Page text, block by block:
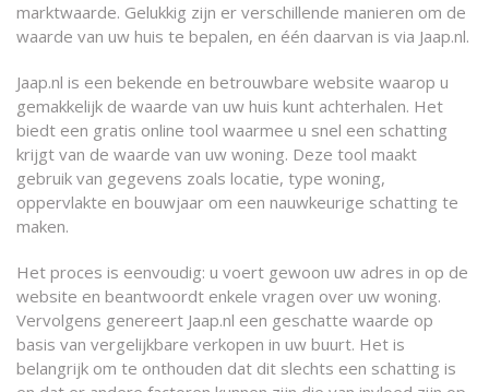
marktwaarde. Gelukkig zijn er verschillende manieren om de
waarde van uw huis te bepalen, en één daarvan is via Jaap.nl.
Jaap.nl is een bekende en betrouwbare website waarop u
gemakkelijk de waarde van uw huis kunt achterhalen. Het
biedt een gratis online tool waarmee u snel een schatting
krijgt van de waarde van uw woning. Deze tool maakt
gebruik van gegevens zoals locatie, type woning,
oppervlakte en bouwjaar om een nauwkeurige schatting te
maken.
Het proces is eenvoudig: u voert gewoon uw adres in op de
website en beantwoordt enkele vragen over uw woning.
Vervolgens genereert Jaap.nl een geschatte waarde op
basis van vergelijkbare verkopen in uw buurt. Het is
belangrijk om te onthouden dat dit slechts een schatting is